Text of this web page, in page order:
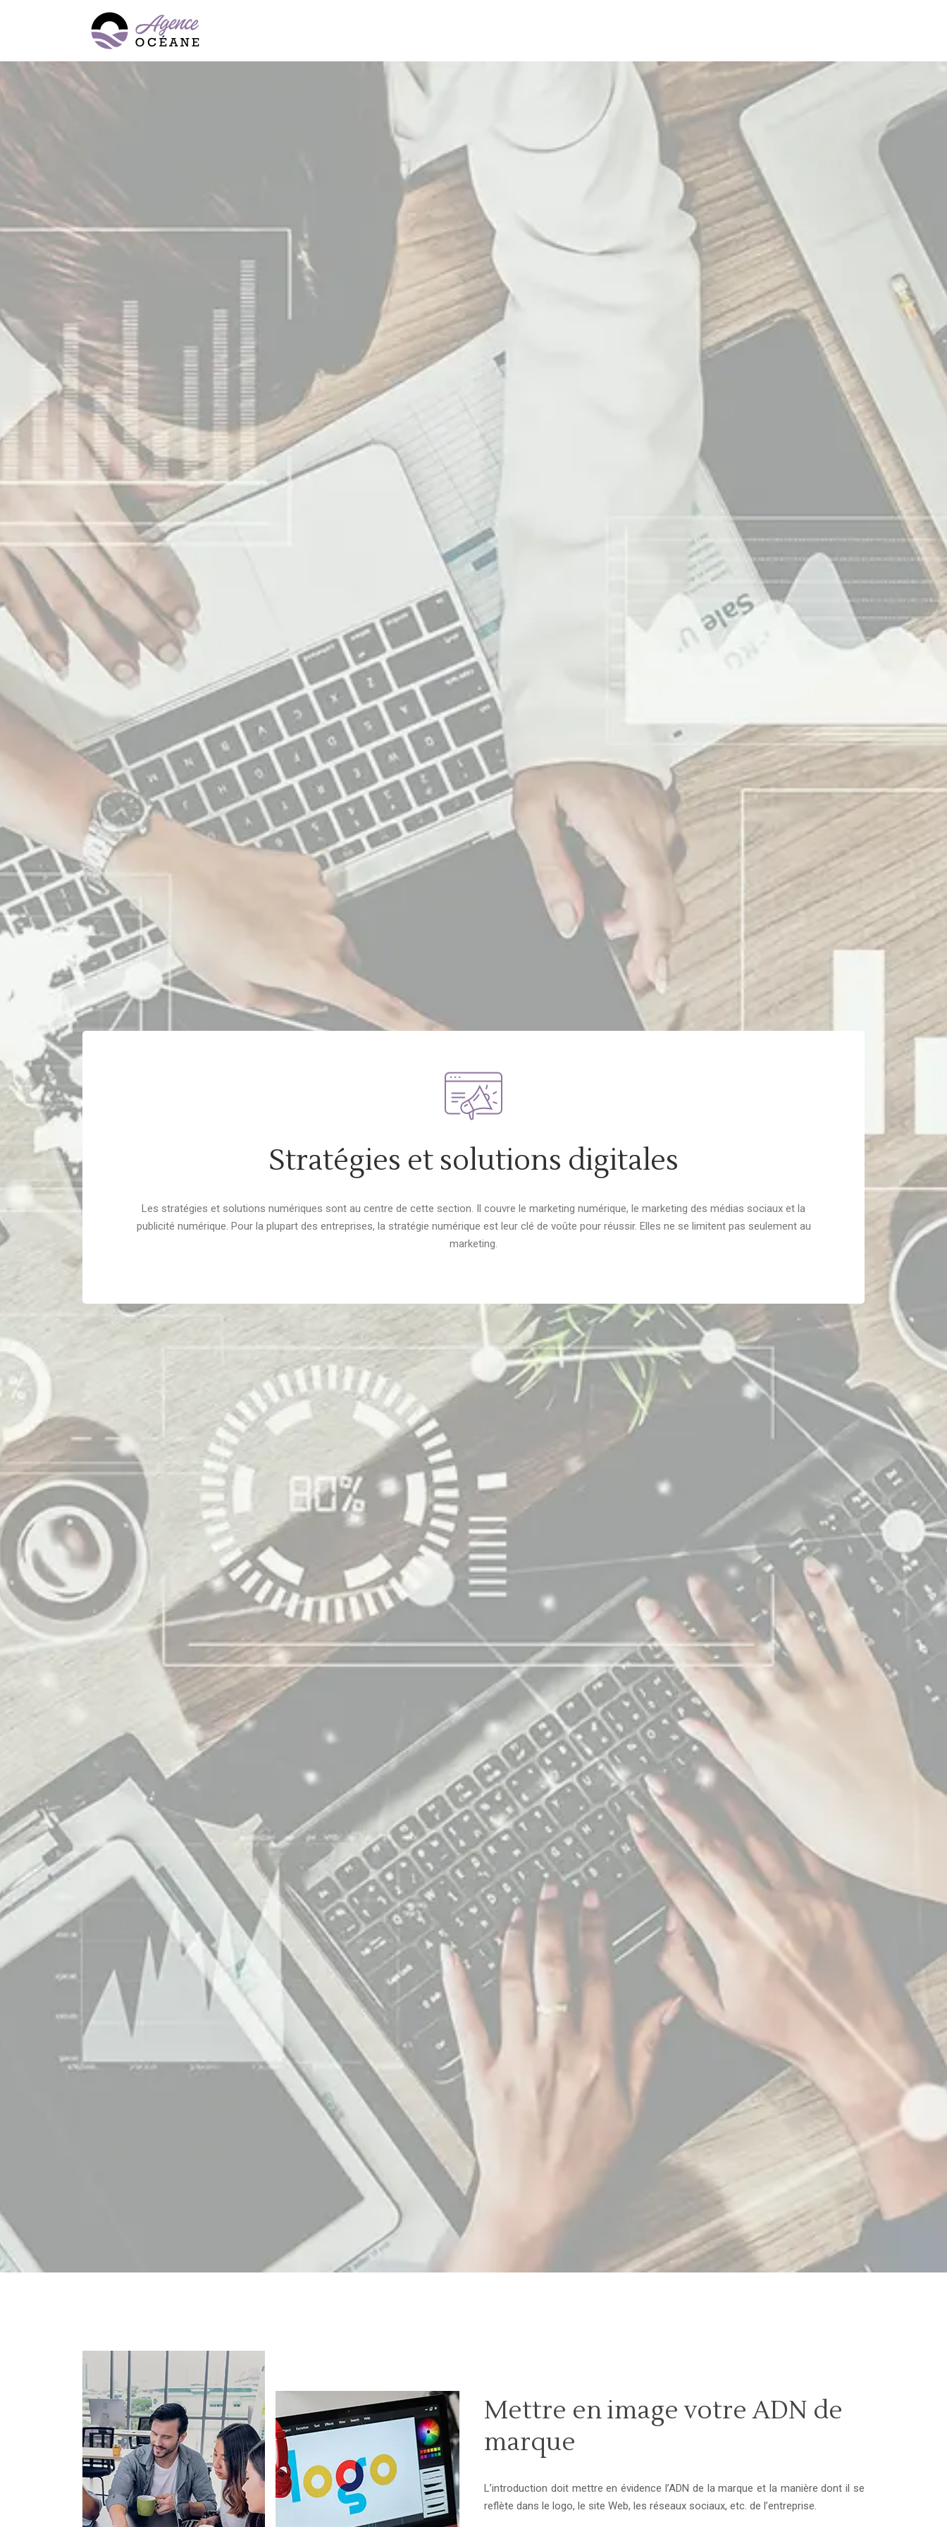
Stratégies et solutions digitales
Les stratégies et solutions numériques sont au centre de cette section. Il couvre le marketing numérique, le marketing des médias sociaux et la
publicité numérique. Pour la plupart des entreprises, la stratégie numérique est leur clé de voûte pour réussir. Elles ne se limitent pas seulement au
marketing.
Mettre en image votre ADN de
marque
L’introduction doit mettre en évidence l’ADN de la marque et la manière dont il se
reflète dans le logo, le site Web, les réseaux sociaux, etc. de l’entreprise.